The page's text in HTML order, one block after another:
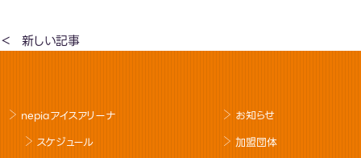
新しい記事
nepiaアイスアリーナ
スケジュール
お知らせ
加盟団体